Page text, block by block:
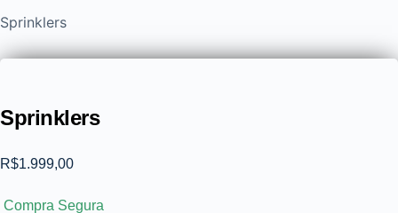
Sprinklers
Sprinklers
R$1.999,00
Compra Segura